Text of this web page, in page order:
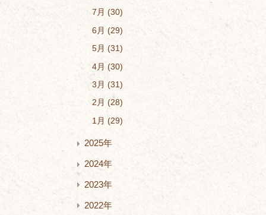
7月
30
6月
29
5月
31
4月
30
3月
31
2月
28
1月
29
2025年
2024年
2023年
2022年